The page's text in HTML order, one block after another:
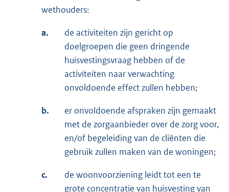
wethouders:
a.
de activiteiten zijn gericht op
doelgroepen die geen dringende
huisvestingsvraag hebben of de
activiteiten naar verwachting
onvoldoende effect zullen hebben;
b.
er onvoldoende afspraken zijn gemaakt
met de zorgaanbieder over de zorg voor,
en/of begeleiding van de cliënten die
gebruik zullen maken van de woningen;
c.
de woonvoorziening leidt tot een te
grote concentratie van huisvesting van